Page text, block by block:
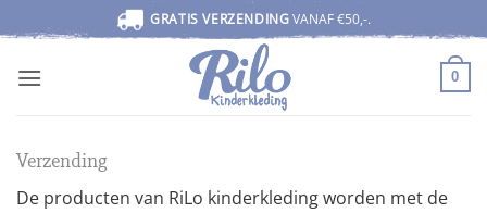
naar
inhoud
GRATIS VERZENDINGVANAF €50,-.
0
Verzending
De producten van RiLo kinderkleding worden met de